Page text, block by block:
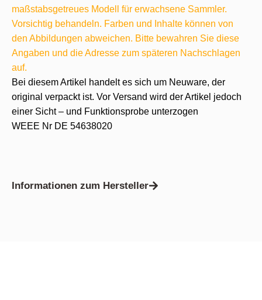
maßstabsgetreues Modell für erwachsene Sammler.
Vorsichtig behandeln. Farben und Inhalte können von
den Abbildungen abweichen. Bitte bewahren Sie diese
Angaben und die Adresse zum späteren Nachschlagen
auf.
Bei diesem Artikel handelt es sich um Neuware, der
original verpackt ist. Vor Versand wird der Artikel jedoch
einer Sicht – und Funktionsprobe unterzogen
WEEE Nr DE 54638020
Informationen zum Hersteller